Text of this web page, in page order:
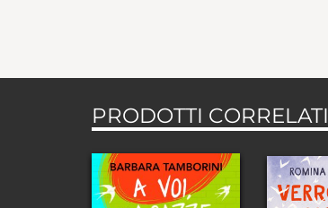
PRODOTTI CORRELATI